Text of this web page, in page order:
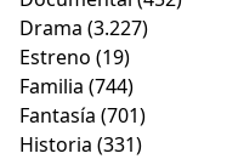
Drama (3.227)
Estreno (19)
Familia (744)
Fantasía (701)
Historia (331)